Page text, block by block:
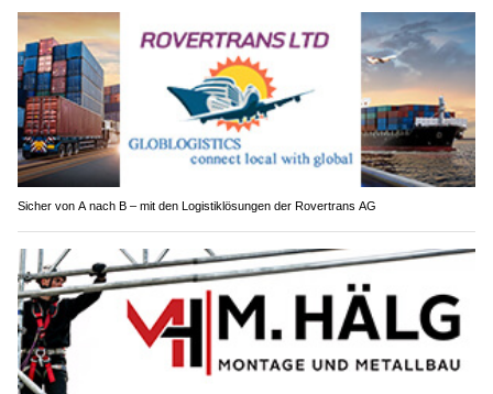
Sicher von A nach B – mit den Logistiklösungen der Rovertrans AG